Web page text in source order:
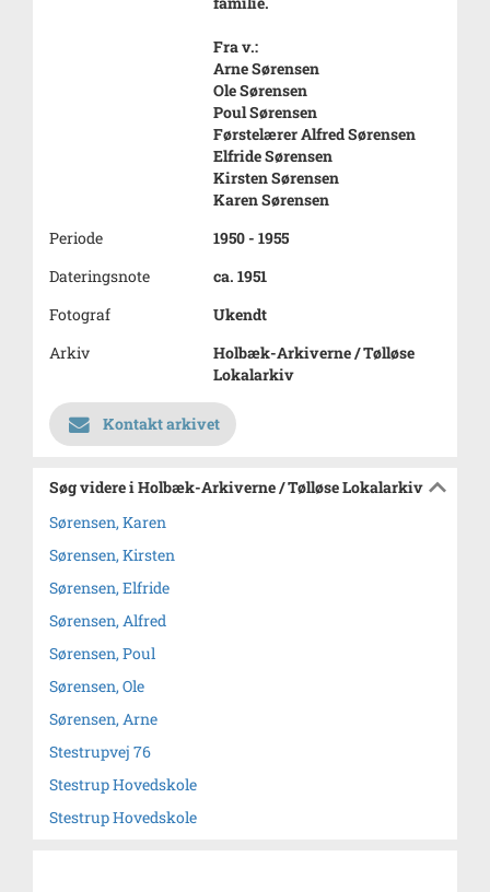
Fra v.:
Arne Sørensen
Ole Sørensen
Poul Sørensen
Førstelærer Alfred Sørensen
Elfride Sørensen
Kirsten Sørensen
Karen Sørensen
Periode
1950 - 1955
Dateringsnote
ca. 1951
Fotograf
Ukendt
Arkiv
Holbæk-Arkiverne / Tølløse
Lokalarkiv
Kontakt arkivet
Søg videre i Holbæk-Arkiverne / Tølløse Lokalarkiv
Sørensen, Karen
Sørensen, Kirsten
Sørensen, Elfride
Sørensen, Alfred
Sørensen, Poul
Sørensen, Ole
Sørensen, Arne
Stestrupvej 76
Stestrup Hovedskole
Stestrup Hovedskole